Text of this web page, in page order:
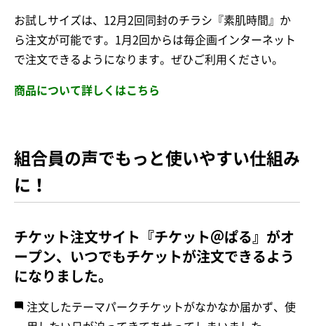
お試しサイズは、12月2回同封のチラシ『素肌時間』か
ら注文が可能です。1月2回からは毎企画インターネット
で注文できるようになります。ぜひご利用ください。
商品について詳しくはこちら
組合員の声でもっと使いやすい仕組み
に！
チケット注文サイト『チケット＠ぱる』がオ
ープン、いつでもチケットが注文できるよう
になりました。
注文したテーマパークチケットがなかなか届かず、使